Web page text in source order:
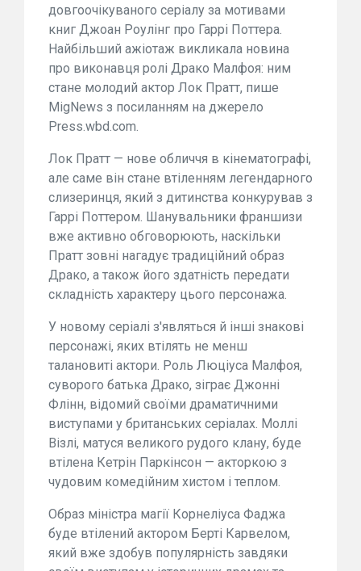
довгоочікуваного серіалу за мотивами
книг Джоан Роулінг про Гаррі Поттера.
Найбільший ажіотаж викликала новина
про виконавця ролі Драко Малфоя: ним
стане молодий актор Лок Пратт, пише
MigNews з посиланням на джерело
Press.wbd.com.
Лок Пратт — нове обличчя в кінематографі,
але саме він стане втіленням легендарного
слизеринця, який з дитинства конкурував з
Гаррі Поттером. Шанувальники франшизи
вже активно обговорюють, наскільки
Пратт зовні нагадує традиційний образ
Драко, а також його здатність передати
складність характеру цього персонажа.
У новому серіалі з'являться й інші знакові
персонажі, яких втілять не менш
талановиті актори. Роль Люціуса Малфоя,
суворого батька Драко, зіграє Джонні
Флінн, відомий своїми драматичними
виступами у британських серіалах. Моллі
Візлі, матуся великого рудого клану, буде
втілена Кетрін Паркінсон — акторкою з
чудовим комедійним хистом і теплом.
Образ міністра магії Корнеліуса Фаджа
буде втілений актором Берті Карвелом,
який вже здобув популярність завдяки